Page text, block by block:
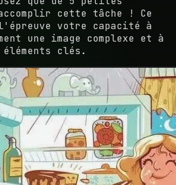
cette tâche ! Ce
votre capacité à
une image complexe et à
clés.